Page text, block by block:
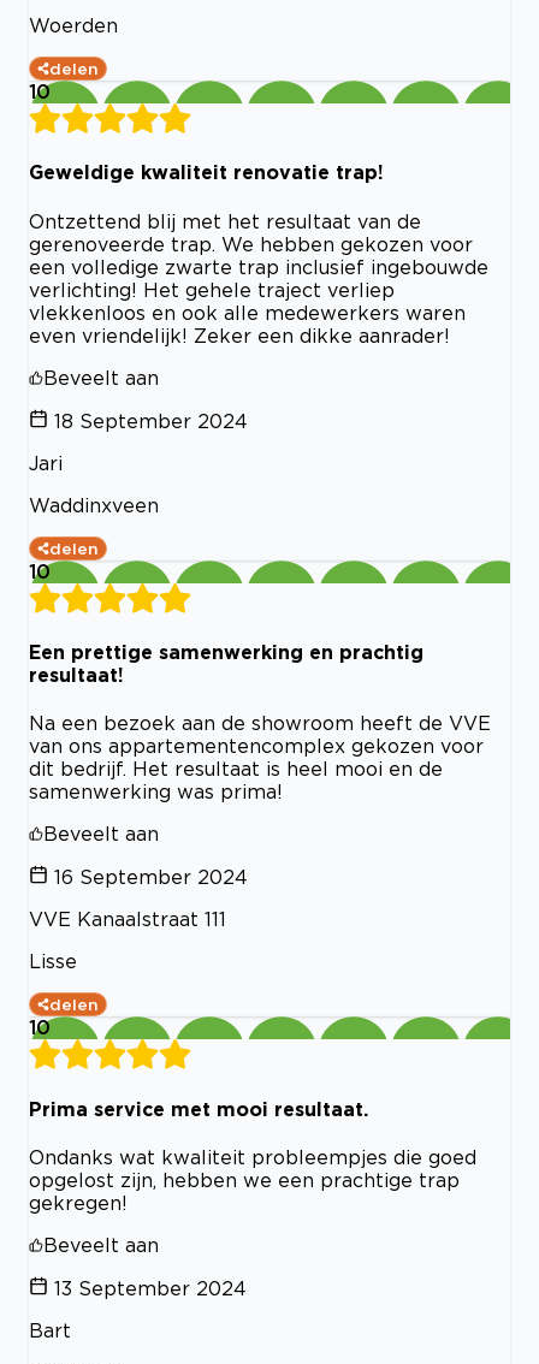
Woerden
delen
10
Geweldige kwaliteit renovatie trap!
Ontzettend blij met het resultaat van de
gerenoveerde trap. We hebben gekozen voor
een volledige zwarte trap inclusief ingebouwde
verlichting! Het gehele traject verliep
vlekkenloos en ook alle medewerkers waren
even vriendelijk! Zeker een dikke aanrader!
Beveelt aan
18 September 2024
Jari
Waddinxveen
delen
10
Een prettige samenwerking en prachtig
resultaat!
Na een bezoek aan de showroom heeft de VVE
van ons appartementencomplex gekozen voor
dit bedrijf. Het resultaat is heel mooi en de
samenwerking was prima!
Beveelt aan
16 September 2024
VVE Kanaalstraat 111
Lisse
delen
10
Prima service met mooi resultaat.
Ondanks wat kwaliteit probleempjes die goed
opgelost zijn, hebben we een prachtige trap
gekregen!
Beveelt aan
13 September 2024
Bart